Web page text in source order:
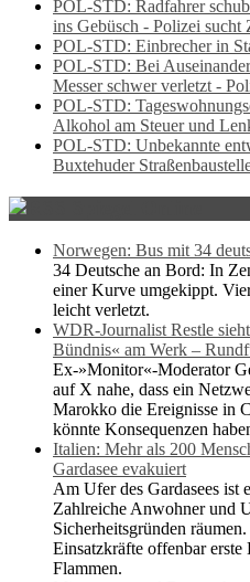
POL-STD: Radfahrer
ins Gebüsch - Polizei sucht
POL-STD: Einbrecher in
POL-STD: Bei
Messer schwer verletzt -
POL-STD:
Alkohol am Steuer und
POL-STD: Unbekannte
Buxtehuder
Norwegen: Bus mit 34
34 Deutsche an Bord: In
einer Kurve umgekippt.
leicht verletzt.
WDR-Journalist Restle
Bündnis« am Werk –
Ex-»Monitor«-Moderator
auf X nahe, dass ein
Marokko die Ereignisse in
könnte Konsequenzen
Italien: Mehr als 200
Gardasee evakuiert
Am Ufer des Gardasees ist
Zahlreiche Anwohner und
Sicherheitsgründen
Einsatzkräfte offenbar
Flammen.